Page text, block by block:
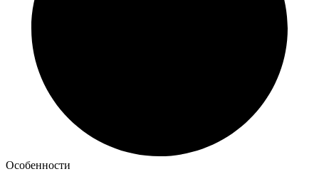
Особенности